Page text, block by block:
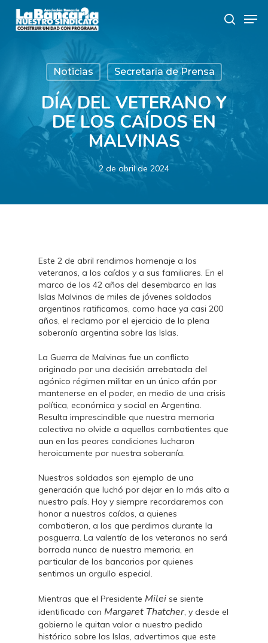
main
search
Noticias Secretaría de Prensa
DÍA DEL VETERANO Y
DE LOS CAÍDOS EN
MALVINAS
2 de abril de 2024
Este 2 de abril rendimos homenaje a los
veteranos, a los caídos y a sus familiares. En el
marco de los 42 años del desembarco en las
Islas Malvinas de miles de jóvenes soldados
argentinos ratificamos, como hace ya casi 200
años, el reclamo por el ejercicio de la plena
soberanía argentina sobre las Islas.
La Guerra de Malvinas fue un conflicto
originado por una decisión arrebatada del
agónico régimen militar en un único afán por
mantenerse en el poder, en medio de una crisis
política, económica y social en Argentina.
Resulta imprescindible que nuestra memoria
colectiva no olvide a aquellos combatientes que
aun en las peores condiciones lucharon
heroicamente por nuestra soberanía.
Nuestros soldados son ejemplo de una
generación que luchó por dejar en lo más alto a
nuestro país. Hoy y siempre recordaremos con
honor a nuestros caídos, a quienes
combatieron, a los que perdimos durante la
posguerra. La valentía de los veteranos no será
borrada nunca de nuestra memoria, en
particular de los bancarios por quienes
sentimos un orgullo especial.
Mientras que el Presidente Mileise siente
identificado con Margaret Thatcher, y desde el
gobierno le quitan valor a nuestro pedido
histórico sobre las Islas, advertimos que este